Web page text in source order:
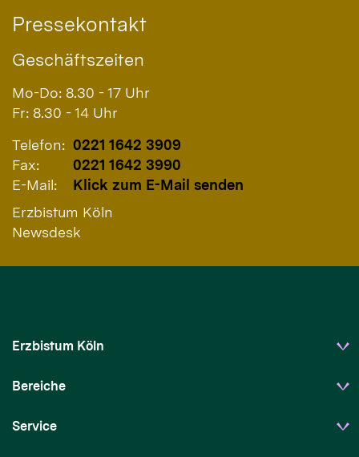
Pressekontakt
Geschäftszeiten
Mo-Do: 8.30 - 17 Uhr
Fr: 8.30 - 14 Uhr
Telefon: 0221 1642 3909
Fax:
0221 1642 3990
E-Mail:
Klick zum E-Mail senden
Erzbistum Köln
Newsdesk
Erzbistum Köln
Bereiche
Service